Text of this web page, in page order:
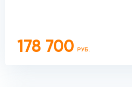
178 700 РУБ.